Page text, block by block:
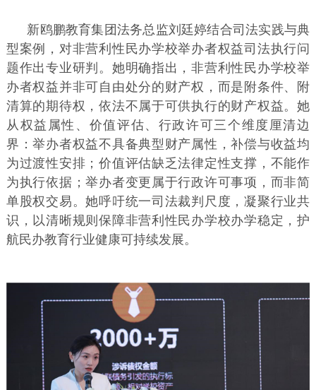
新鸥鹏教育集团法务总监刘廷婷结合司法实践与典
型案例，对非营利性民办学校举办者权益司法执行问
题作出专业研判。她明确指出，非营利性民办学校举
办者权益并非可自由处分的财产权，而是附条件、附
清算的期待权，依法不属于可供执行的财产权益。她
从权益属性、价值评估、行政许可三个维度厘清边
界：举办者权益不具备典型财产属性，补偿与收益均
为过渡性安排；价值评估缺乏法律定性支撑，不能作
为执行依据；举办者变更属于行政许可事项，而非简
单股权交易。她呼吁统一司法裁判尺度，凝聚行业共
识，以清晰规则保障非营利性民办学校办学稳定，护
航民办教育行业健康可持续发展。